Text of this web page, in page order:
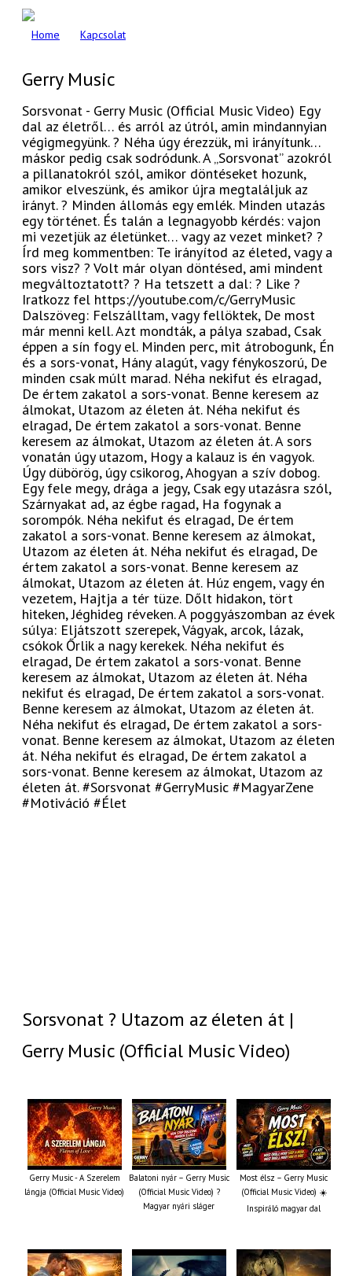
Home Kapcsolat
Gerry Music
Sorsvonat - Gerry Music (Official Music Video) Egy
dal az életről… és arról az útról, amin mindannyian
végigmegyünk. ? Néha úgy érezzük, mi irányítunk…
máskor pedig csak sodródunk. A „Sorsvonat” azokról
a pillanatokról szól, amikor döntéseket hozunk,
amikor elveszünk, és amikor újra megtaláljuk az
irányt. ? Minden állomás egy emlék. Minden utazás
egy történet. És talán a legnagyobb kérdés: vajon
mi vezetjük az életünket… vagy az vezet minket? ?
Írd meg kommentben: Te irányítod az életed, vagy a
sors visz? ? Volt már olyan döntésed, ami mindent
megváltoztatott? ? Ha tetszett a dal: ? Like ?
Iratkozz fel https://youtube.com/c/GerryMusic
Dalszöveg: Felszálltam, vagy fellöktek, De most
már menni kell. Azt mondták, a pálya szabad, Csak
éppen a sín fogy el. Minden perc, mit átrobogunk, Én
és a sors-vonat, Hány alagút, vagy fénykoszorú, De
minden csak múlt marad. Néha nekifut és elragad,
De értem zakatol a sors-vonat. Benne keresem az
álmokat, Utazom az életen át. Néha nekifut és
elragad, De értem zakatol a sors-vonat. Benne
keresem az álmokat, Utazom az életen át. A sors
vonatán úgy utazom, Hogy a kalauz is én vagyok.
Úgy dübörög, úgy csikorog, Ahogyan a szív dobog.
Egy fele megy, drága a jegy, Csak egy utazásra szól,
Szárnyakat ad, az égbe ragad, Ha fogynak a
sorompók. Néha nekifut és elragad, De értem
zakatol a sors-vonat. Benne keresem az álmokat,
Utazom az életen át. Néha nekifut és elragad, De
értem zakatol a sors-vonat. Benne keresem az
álmokat, Utazom az életen át. Húz engem, vagy én
vezetem, Hajtja a tér tüze. Dőlt hidakon, tört
hiteken, Jéghideg réveken. A poggyászomban az évek
súlya: Eljátszott szerepek, Vágyak, arcok, lázak,
csókok Őrlik a nagy kerekek. Néha nekifut és
elragad, De értem zakatol a sors-vonat. Benne
keresem az álmokat, Utazom az életen át. Néha
nekifut és elragad, De értem zakatol a sors-vonat.
Benne keresem az álmokat, Utazom az életen át.
Néha nekifut és elragad, De értem zakatol a sors-
vonat. Benne keresem az álmokat, Utazom az életen
át. Néha nekifut és elragad, De értem zakatol a
sors-vonat. Benne keresem az álmokat, Utazom az
életen át. #Sorsvonat #GerryMusic #MagyarZene
#Motiváció #Élet
Sorsvonat ? Utazom az életen át |
Gerry Music (Official Music Video)
Gerry Music - A Szerelem
lángja (Official Music Video)
Balatoni nyár – Gerry Music
(Official Music Video) ?
Magyar nyári sláger
Most élsz – Gerry Music
(Official Music Video) ☀️
Inspiráló magyar dal